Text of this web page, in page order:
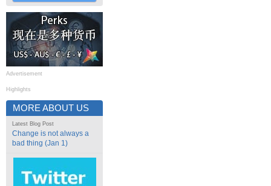
Advertisement
Highlights
MORE ABOUT US
Latest Blog Post
Change is not always a
bad thing (Jan 1)